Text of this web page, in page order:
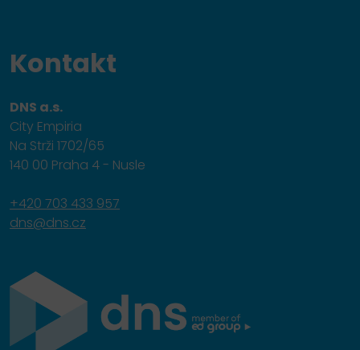
Kontakt
DNS a.s.
City Empiria
Na Strži 1702/65
140 00 Praha 4 - Nusle
+420 703 433 957
dns@dns.cz